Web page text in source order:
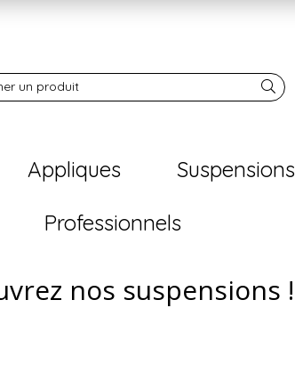
un produit
Appliques Suspensions
Professionnels
nos suspensions !